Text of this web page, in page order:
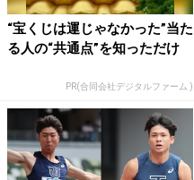
“宝くじは運じゃなかった”当た
る人の“共通点”を知っただけ
PR(合同会社デジタルファーム )